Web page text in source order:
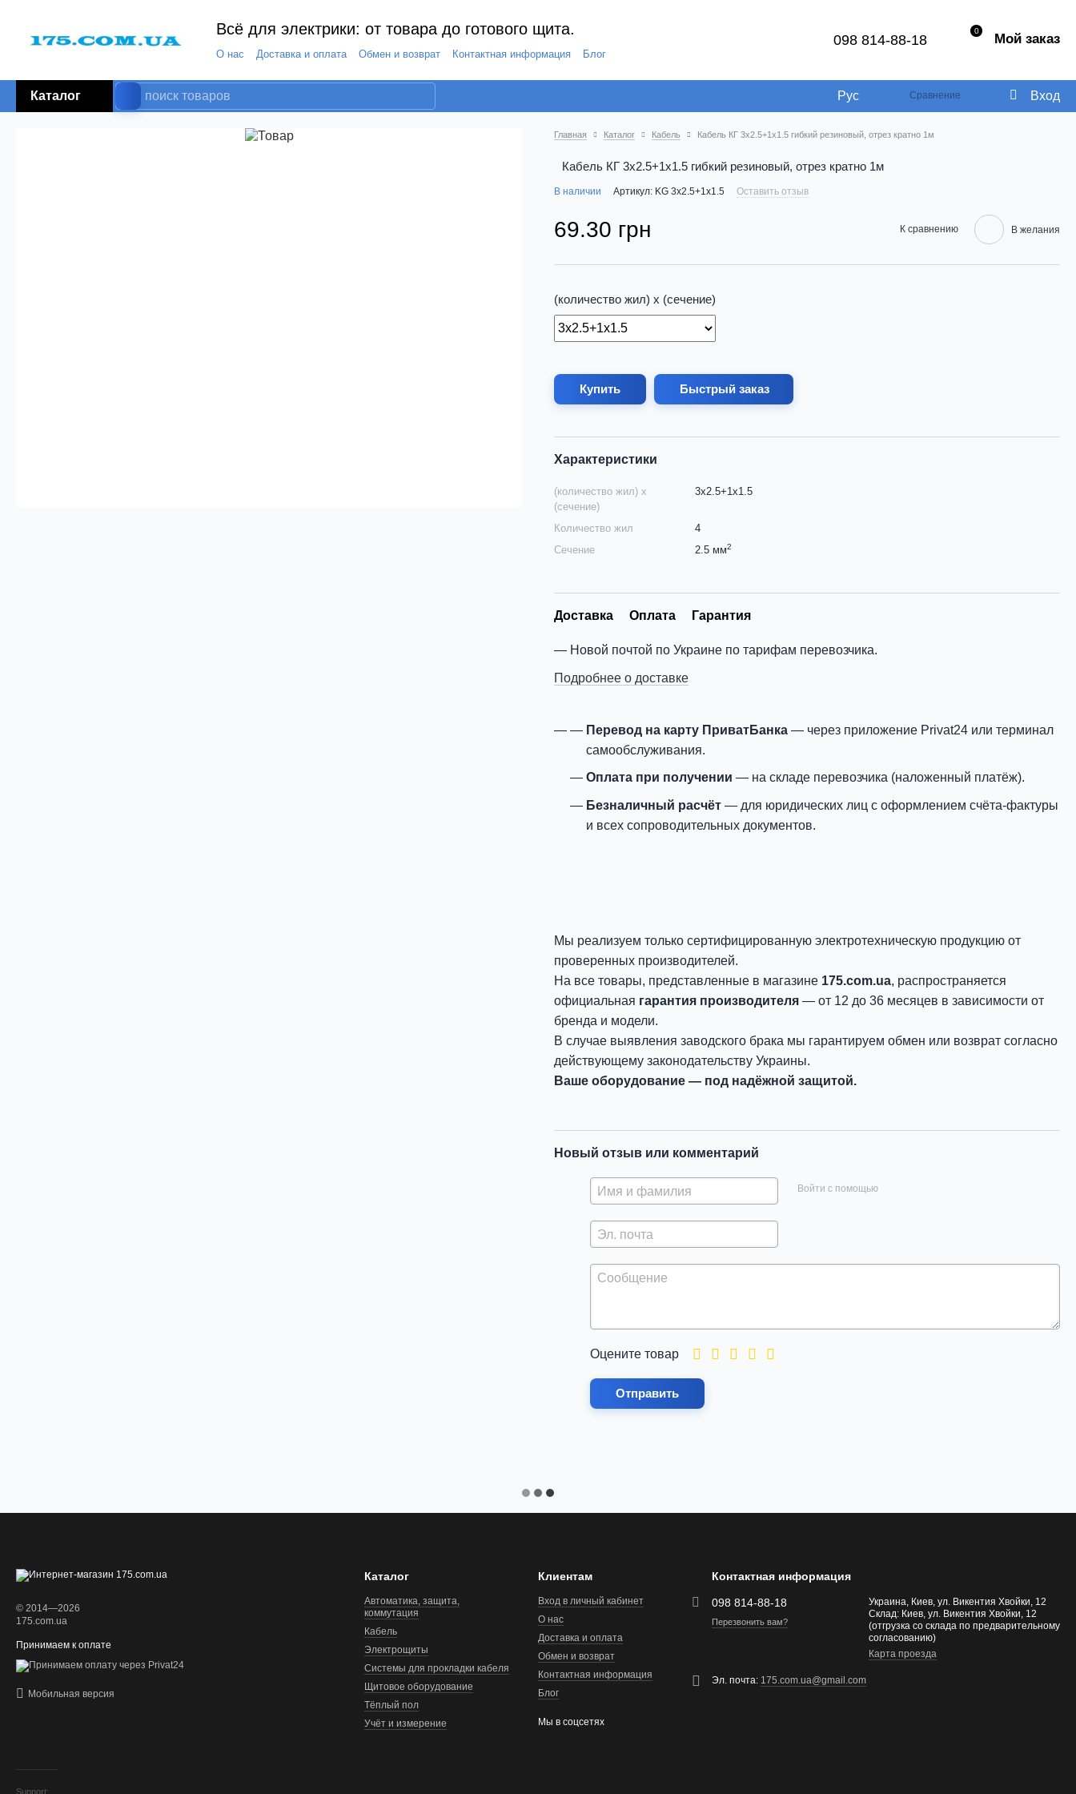
Всё для электрики: от товара до готового щита.
О нас Доставка и оплата Обмен и возврат Контактная информация Блог
098 814-88-18
0 Мой заказ
Каталог Рус Сравнение Вход
Главная Каталог Кабель Кабель КГ 3х2.5+1х1.5 гибкий резиновый, отрез кратно 1м
Кабель КГ 3х2.5+1х1.5 гибкий резиновый, отрез кратно 1м
В наличии Артикул: KG 3x2.5+1x1.5 Оставить отзыв
69.30 грн К сравнению В желания
(количество жил) х (сечение)
Купить Быстрый заказ
Характеристики
(количество жил) х
(сечение)
3х2.5+1х1.5
Количество жил
4
Сечение
2.5 мм2
Доставка Оплата Гарантия
Новой почтой по Украине по тарифам перевозчика.
Подробнее о доставке
Перевод на карту ПриватБанка — через приложение Privat24 или терминал
самообслуживания.
Оплата при получении — на складе перевозчика (наложенный платёж).
Безналичный расчёт — для юридических лиц с оформлением счёта-фактуры
и всех сопроводительных документов.
Мы реализуем только сертифицированную электротехническую продукцию от
проверенных производителей.
На все товары, представленные в магазине 175.com.ua, распространяется
официальная гарантия производителя — от 12 до 36 месяцев в зависимости от
бренда и модели.
В случае выявления заводского брака мы гарантируем обмен или возврат согласно
действующему законодательству Украины.
Ваше оборудование — под надёжной защитой.
Новый отзыв или комментарий
Войти с помощью
Оцените товар
Отправить
© 2014—2026
175.com.ua
Принимаем к оплате
Мобильная версия
Каталог
Автоматика, защита,
коммутация
Кабель
Электрощиты
Системы для прокладки кабеля
Щитовое оборудование
Тёплый пол
Учёт и измерение
Клиентам
Вход в личный кабинет
О нас
Доставка и оплата
Обмен и возврат
Контактная информация
Блог
Мы в соцсетях
Контактная информация
098 814-88-18
Перезвонить вам?
Украина, Киев, ул. Викентия Хвойки, 12
Склад: Киев, ул. Викентия Хвойки, 12
(отгрузка со склада по предварительному
согласованию)
Карта проезда
Эл. почта: 175.com.ua@gmail.com
Support: